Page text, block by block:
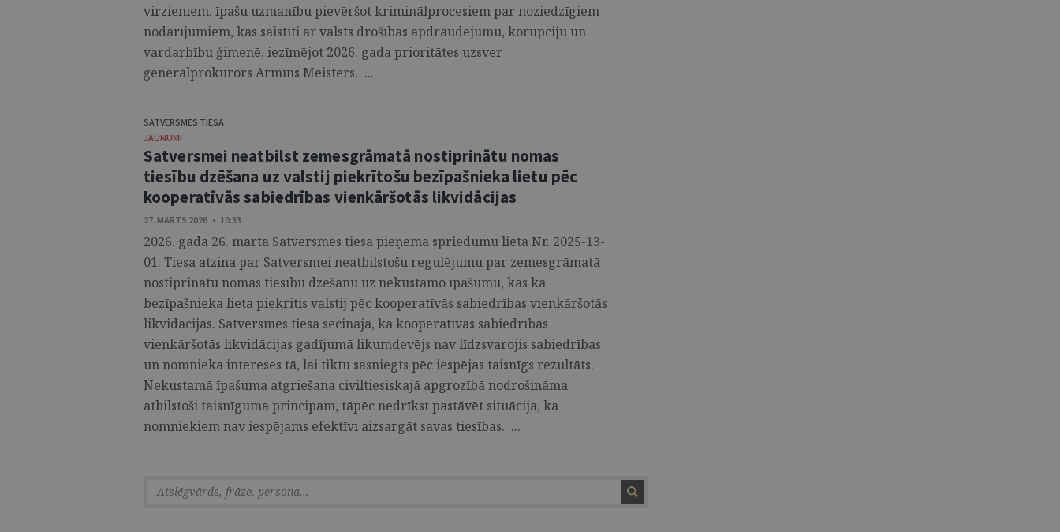
virzieniem, īpašu uzmanību pievēršot kriminālprocesiem par noziedzīgiem
nodarījumiem, kas saistīti ar valsts drošības apdraudējumu, korupciju un
vardarbību ģimenē, iezīmējot 2026. gada prioritātes uzsver
ģenerālprokurors Armīns Meisters. ...
SATVERSMES TIESA
JAUNUMI
Satversmei neatbilst zemesgrāmatā nostiprinātu nomas
tiesību dzēšana uz valstij piekrītošu bezīpašnieka lietu pēc
kooperatīvās sabiedrības vienkāršotās likvidācijas
27. MARTS 2026 • 10:33
2026. gada 26. martā Satversmes tiesa pieņēma spriedumu lietā Nr. 2025-13-
01. Tiesa atzina par Satversmei neatbilstošu regulējumu par zemesgrāmatā
nostiprinātu nomas tiesību dzēšanu uz nekustamo īpašumu, kas kā
bezīpašnieka lieta piekritis valstij pēc kooperatīvās sabiedrības vienkāršotās
likvidācijas. Satversmes tiesa secināja, ka kooperatīvās sabiedrības
vienkāršotās likvidācijas gadījumā likumdevējs nav līdzsvarojis sabiedrības
un nomnieka intereses tā, lai tiktu sasniegts pēc iespējas taisnīgs rezultāts.
Nekustamā īpašuma atgriešana civiltiesiskajā apgrozībā nodrošināma
atbilstoši taisnīguma principam, tāpēc nedrīkst pastāvēt situācija, ka
nomniekiem nav iespējams efektīvi aizsargāt savas tiesības. ...